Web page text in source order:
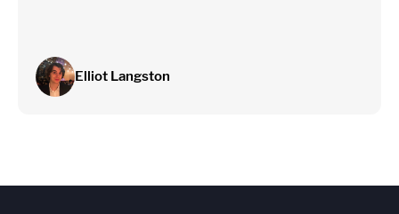
Elliot Langston